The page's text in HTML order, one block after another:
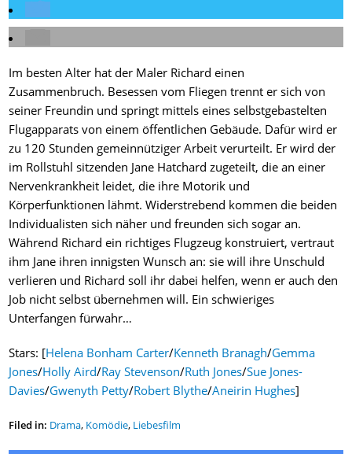
Im besten Alter hat der Maler Richard einen
Zusammenbruch. Besessen vom Fliegen trennt er sich von
seiner Freundin und springt mittels eines selbstgebastelten
Flugapparats von einem öffentlichen Gebäude. Dafür wird er
zu 120 Stunden gemeinnütziger Arbeit verurteilt. Er wird der
im Rollstuhl sitzenden Jane Hatchard zugeteilt, die an einer
Nervenkrankheit leidet, die ihre Motorik und
Körperfunktionen lähmt. Widerstrebend kommen die beiden
Individualisten sich näher und freunden sich sogar an.
Während Richard ein richtiges Flugzeug konstruiert, vertraut
ihm Jane ihren innigsten Wunsch an: sie will ihre Unschuld
verlieren und Richard soll ihr dabei helfen, wenn er auch den
Job nicht selbst übernehmen will. Ein schwieriges
Unterfangen fürwahr…
Stars: [Helena Bonham Carter/Kenneth Branagh/Gemma
Jones/Holly Aird/Ray Stevenson/Ruth Jones/Sue Jones-
Davies/Gwenyth Petty/Robert Blythe/Aneirin Hughes]
Filed in: Drama, Komödie, Liebesfilm